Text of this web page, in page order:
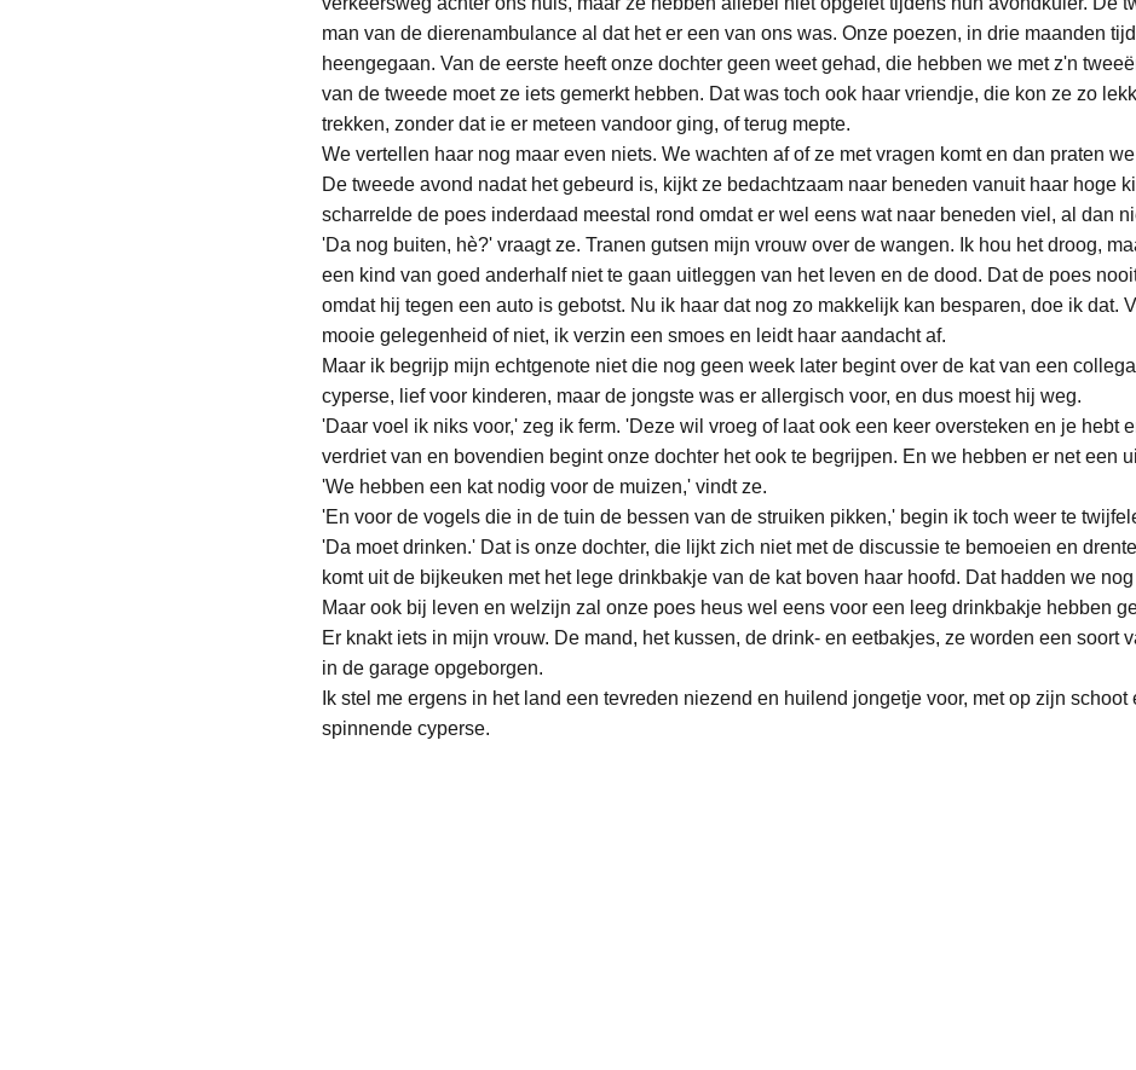
man van de dierenambulance al dat het er een van ons was. Onze poezen, in drie maanden
heengegaan. Van de eerste heeft onze dochter geen weet gehad, die hebben we met z'n
van de tweede moet ze iets gemerkt hebben. Dat was toch ook haar vriendje, die kon ze zo
trekken, zonder dat ie er meteen vandoor ging, of terug mepte.
We vertellen haar nog maar even niets. We wachten af of ze met vragen komt en dan praten
De tweede avond nadat het gebeurd is, kijkt ze bedachtzaam naar beneden vanuit haar hoge
scharrelde de poes inderdaad meestal rond omdat er wel eens wat naar beneden viel, al dan
'Da nog buiten, hè?' vraagt ze. Tranen gutsen mijn vrouw over de wangen. Ik hou het droog,
een kind van goed anderhalf niet te gaan uitleggen van het leven en de dood. Dat de poes
omdat hij tegen een auto is gebotst. Nu ik haar dat nog zo makkelijk kan besparen, doe ik dat.
mooie gelegenheid of niet, ik verzin een smoes en leidt haar aandacht af.
Maar ik begrijp mijn echtgenote niet die nog geen week later begint over de kat van een
cyperse, lief voor kinderen, maar de jongste was er allergisch voor, en dus moest hij weg.
'Daar voel ik niks voor,' zeg ik ferm. 'Deze wil vroeg of laat ook een keer oversteken en je hebt
verdriet van en bovendien begint onze dochter het ook te begrijpen. En we hebben er net een
'We hebben een kat nodig voor de muizen,' vindt ze.
'En voor de vogels die in de tuin de bessen van de struiken pikken,' begin ik toch weer te
'Da moet drinken.' Dat is onze dochter, die lijkt zich niet met de discussie te bemoeien en
komt uit de bijkeuken met het lege drinkbakje van de kat boven haar hoofd. Dat hadden we
Maar ook bij leven en welzijn zal onze poes heus wel eens voor een leeg drinkbakje hebben
Er knakt iets in mijn vrouw. De mand, het kussen, de drink- en eetbakjes, ze worden een soort
in de garage opgeborgen.
Ik stel me ergens in het land een tevreden niezend en huilend jongetje voor, met op zijn schoot
spinnende cyperse.